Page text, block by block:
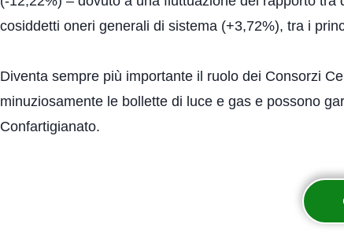
cosiddetti oneri generali di sistema (+3,72%), tra i
Diventa sempre più importante il ruolo dei Consorzi
minuziosamente le bollette di luce e gas e possono
Confartigianato.